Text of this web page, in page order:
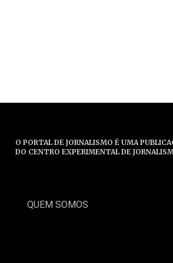
O PORTAL DE JORNALISMO É UMA
DO CENTRO EXPERIMENTAL DE
QUEM SOMOS